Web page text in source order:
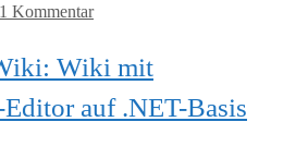
1 Kommentar
Wiki mit
auf .NET-Basis